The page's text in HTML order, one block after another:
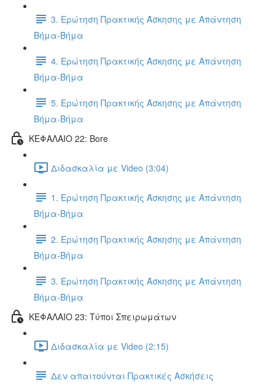
3. Ερώτηση Πρακτικής Άσκησης με Απάντηση
Βήμα-Βήμα
4. Ερώτηση Πρακτικής Άσκησης με Απάντηση
Βήμα-Βήμα
5. Ερώτηση Πρακτικής Άσκησης με Απάντηση
Βήμα-Βήμα
ΚΕΦΑΛΑΙΟ 22: Bore
Διδασκαλία με Video (3:04)
1. Ερώτηση Πρακτικής Άσκησης με Απάντηση
Βήμα-Βήμα
2. Ερώτηση Πρακτικής Άσκησης με Απάντηση
Βήμα-Βήμα
3. Ερώτηση Πρακτικής Άσκησης με Απάντηση
Βήμα-Βήμα
ΚΕΦΑΛΑΙΟ 23: Τύποι Σπειρωμάτων
Διδασκαλία με Video (2:15)
Δεν απαιτούνται Πρακτικές Ασκήσεις